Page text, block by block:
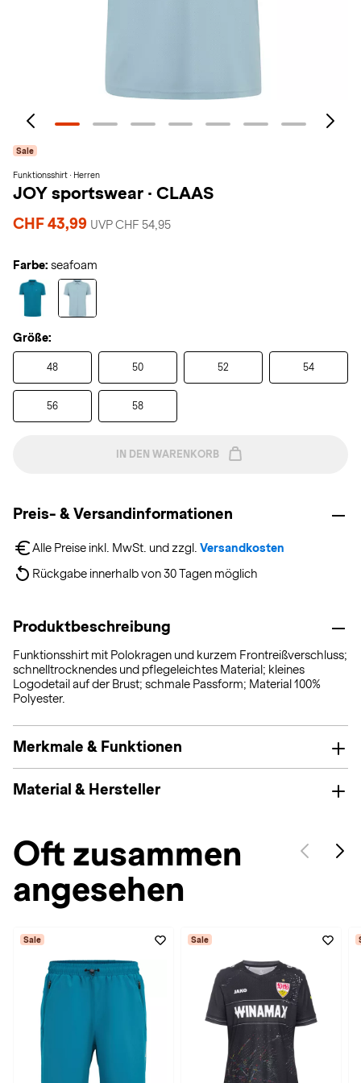
Sale
Funktionsshirt · Herren
JOY sportswear · CLAAS
CHF 43,99 UVP CHF 54,95
Farbe: seafoam
Größe:
48 50 52 54
56 58
IN DEN WARENKORB
Preis- & Versandinformationen
Alle Preise inkl. MwSt. und zzgl. Versandkosten
Rückgabe innerhalb von 30 Tagen möglich
Produktbeschreibung
Funktionsshirt mit Polokragen und kurzem Frontreißverschluss;
schnelltrocknendes und pflegeleichtes Material; kleines
Logodetail auf der Brust; schmale Passform; Material 100%
Polyester.
Merkmale & Funktionen
Material & Hersteller
Oft zusammen
angesehen
Sale Sale